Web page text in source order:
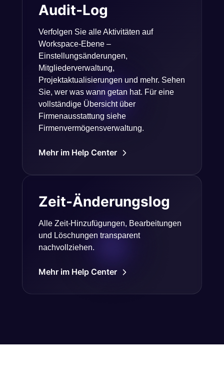
Audit-Log
Verfolgen Sie alle Aktivitäten auf
Workspace-Ebene –
Einstellungsänderungen,
Mitgliederverwaltung,
Projektaktualisierungen und mehr. Sehen
Sie, wer was wann getan hat. Für eine
vollständige Übersicht über
Firmenausstattung siehe
Firmenvermögensverwaltung.
Mehr im Help Center
Zeit-Änderungslog
Alle Zeit-Hinzufügungen, Bearbeitungen
und Löschungen transparent
nachvollziehen.
Mehr im Help Center